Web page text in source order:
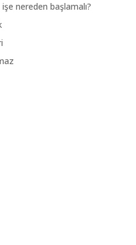
işe nereden başlamalı?